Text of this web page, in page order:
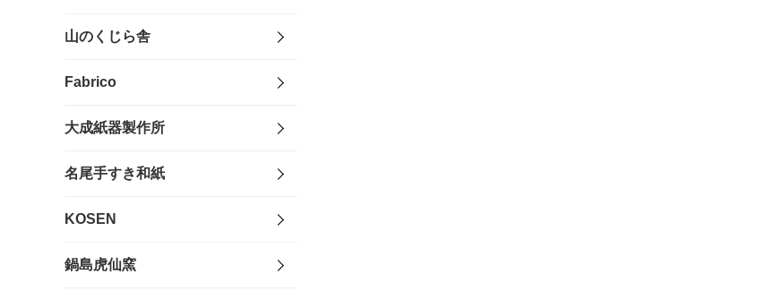
山のくじら舎
Fabrico
大成紙器製作所
名尾手すき和紙
KOSEN
鍋島虎仙窯